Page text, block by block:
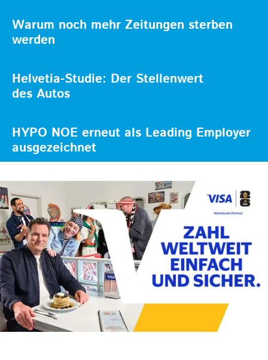
Warum noch mehr Zeitungen sterben
werden
Helvetia-Studie: Der Stellenwert
des Autos
HYPO NOE erneut als Leading Employer
ausgezeichnet